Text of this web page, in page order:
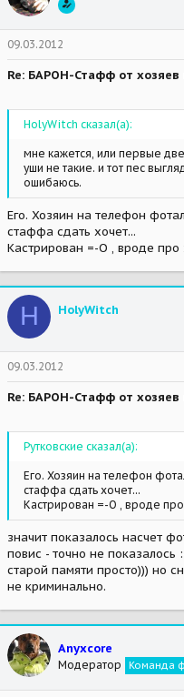
09.03.2012
Re: БАРОН-Стафф от хозяев
HolyWitch сказал(а):
мне кажется, или первые
уши не такие. и тот пес
ошибаюсь.
Его. Хозяин на телефон
стаффа сдать хочет...
Кастрирован =-O , вроде про
H HolyWitch
09.03.2012
Re: БАРОН-Стафф от хозяев
Рутковские сказал(а):
Его. Хозяин на телефон
стаффа сдать хочет...
Кастрирован =-O , вроде
значит показалось насчет
повис - точно не показалось
старой памяти просто))) но
не криминально.
Anyxcore
Модератор Команда